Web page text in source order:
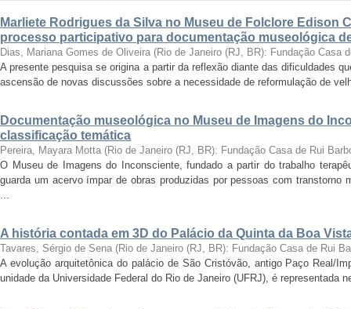
Marliete Rodrigues da Silva no Museu de Folclore Edison
processo participativo para documentação museológica
Dias, Mariana Gomes de Oliveira (Rio de Janeiro (RJ, BR): Fundação Casa
A presente pesquisa se origina a partir da reflexão diante das dificuldades
ascensão de novas discussões sobre a necessidade de reformulação de
Documentação museológica no Museu de Imagens do
classificação temática
Pereira, Mayara Motta (Rio de Janeiro (RJ, BR): Fundação Casa de Rui
O Museu de Imagens do Inconsciente, fundado a partir do trabalho
guarda um acervo ímpar de obras produzidas por pessoas com transtorno
...
A história contada em 3D do Palácio da Quinta da Boa
Tavares, Sérgio de Sena (Rio de Janeiro (RJ, BR): Fundação Casa de Rui
A evolução arquitetônica do palácio de São Cristóvão, antigo Paço Real/
unidade da Universidade Federal do Rio de Janeiro (UFRJ), é representada